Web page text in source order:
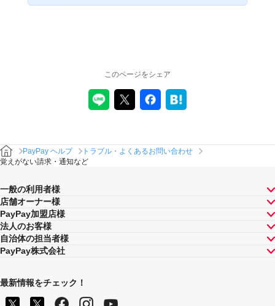
このページをシェア
PayPay ヘルプ
トラブル・よくあるお問い合わせ
覚えがない請求・通知など
一般の利用者様
店舗オーナー様
PayPay加盟店様
法人のお客様
自治体の担当者様
PayPay株式会社
最新情報をチェック！